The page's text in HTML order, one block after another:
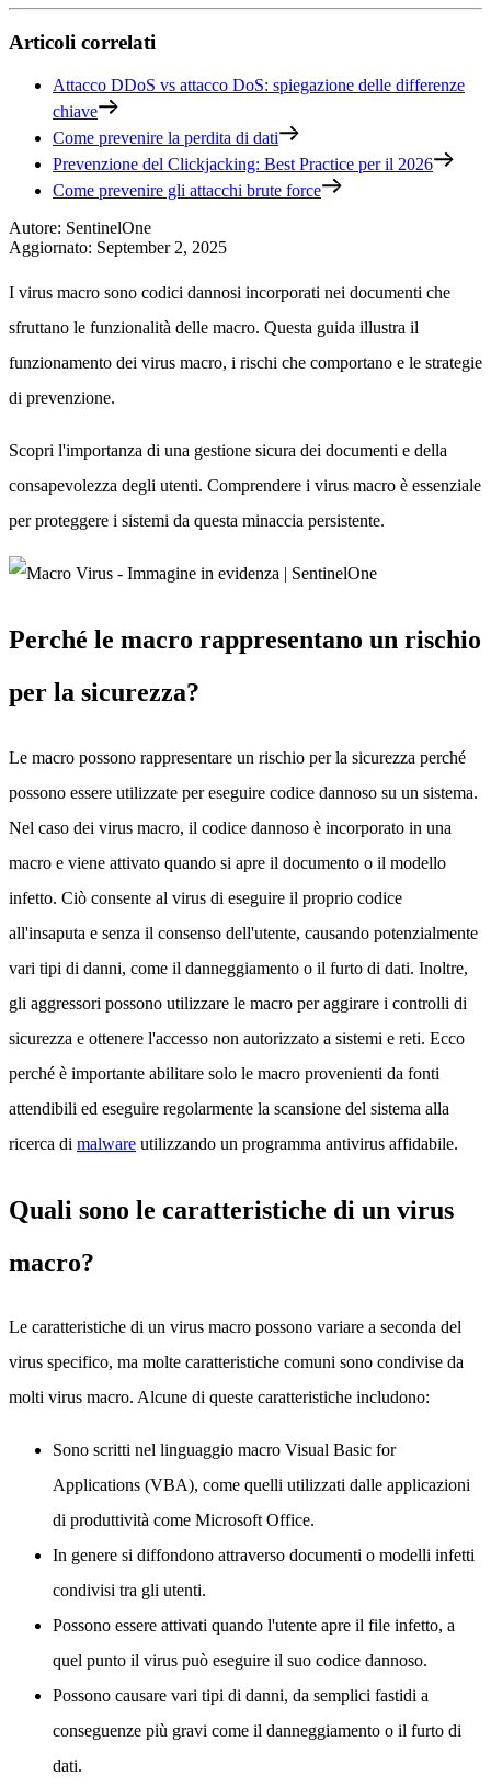
Articoli correlati
Attacco DDoS vs attacco DoS: spiegazione delle differenze
chiave
Come prevenire la perdita di dati
Prevenzione del Clickjacking: Best Practice per il 2026
Come prevenire gli attacchi brute force
Autore: SentinelOne
Aggiornato: September 2, 2025
I virus macro sono codici dannosi incorporati nei documenti che
sfruttano le funzionalità delle macro. Questa guida illustra il
funzionamento dei virus macro, i rischi che comportano e le strategie
di prevenzione.
Scopri l'importanza di una gestione sicura dei documenti e della
consapevolezza degli utenti. Comprendere i virus macro è essenziale
per proteggere i sistemi da questa minaccia persistente.
Perché le macro rappresentano un rischio
per la sicurezza?
Le macro possono rappresentare un rischio per la sicurezza perché
possono essere utilizzate per eseguire codice dannoso su un sistema.
Nel caso dei virus macro, il codice dannoso è incorporato in una
macro e viene attivato quando si apre il documento o il modello
infetto. Ciò consente al virus di eseguire il proprio codice
all'insaputa e senza il consenso dell'utente, causando potenzialmente
vari tipi di danni, come il danneggiamento o il furto di dati. Inoltre,
gli aggressori possono utilizzare le macro per aggirare i controlli di
sicurezza e ottenere l'accesso non autorizzato a sistemi e reti. Ecco
perché è importante abilitare solo le macro provenienti da fonti
attendibili ed eseguire regolarmente la scansione del sistema alla
ricerca di malware utilizzando un programma antivirus affidabile.
Quali sono le caratteristiche di un virus
macro?
Le caratteristiche di un virus macro possono variare a seconda del
virus specifico, ma molte caratteristiche comuni sono condivise da
molti virus macro. Alcune di queste caratteristiche includono:
Sono scritti nel linguaggio macro Visual Basic for
Applications (VBA), come quelli utilizzati dalle applicazioni
di produttività come Microsoft Office.
In genere si diffondono attraverso documenti o modelli infetti
condivisi tra gli utenti.
Possono essere attivati quando l'utente apre il file infetto, a
quel punto il virus può eseguire il suo codice dannoso.
Possono causare vari tipi di danni, da semplici fastidi a
conseguenze più gravi come il danneggiamento o il furto di
dati.